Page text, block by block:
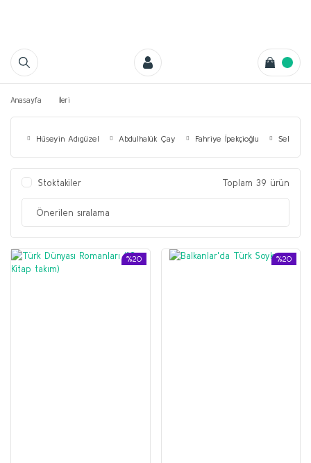
Anasayfa İleri
Hüseyin Adıgüzel Abdulhalûk Çay Fahriye İpekçioğlu Selçuk
Stoktakiler Toplam 39 ürün
%20 %20